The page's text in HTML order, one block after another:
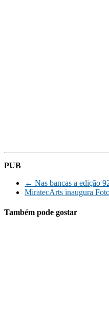
PUB
← Nas bancas a edição
MiratecArts inaugura
Também pode gostar